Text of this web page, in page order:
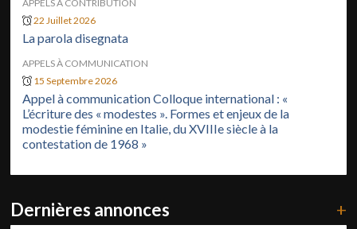
APPELS À CONTRIBUTION
22 Juillet 2026
La parola disegnata
APPELS À COMMUNICATION
15 Septembre 2026
Appel à communication Colloque international : «
L’écriture des « modestes ». Formes et enjeux de la
modestie féminine en Italie, du XVIIIe siècle à la
contestation de 1968 »
Dernières annonces +